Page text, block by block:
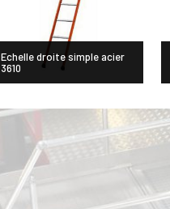
Echelle droite simple acier
3610